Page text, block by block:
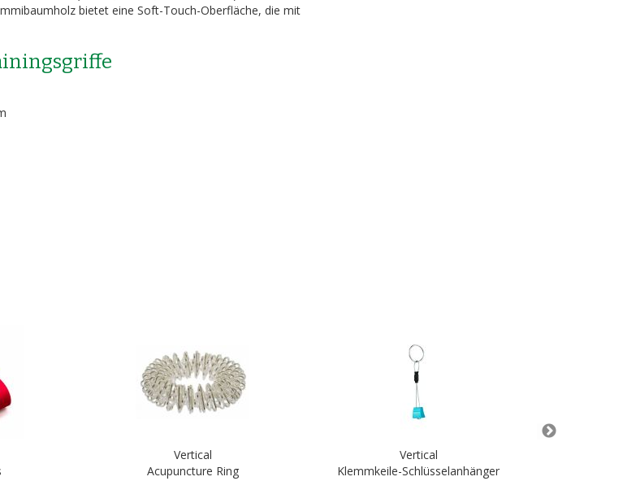
bietet eine Soft-Touch-Oberfläche, die mit
Vertical
Acupuncture Ring
Vertical
Klemmkeile-Schlüsselanhänger